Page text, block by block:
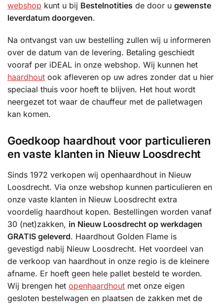
webshop kunt u bij Bestelnotities de door u gewenste
leverdatum doorgeven.
Na ontvangst van uw bestelling zullen wij u informeren
over de datum van de levering. Betaling geschiedt
vooraf per iDEAL in onze webshop. Wij kunnen het
haardhout ook afleveren op uw adres zonder dat u hier
speciaal thuis voor hoeft te blijven. Het hout wordt
neergezet tot waar de chauffeur met de palletwagen
kan komen.
Goedkoop haardhout voor particulieren
en vaste klanten in Nieuw Loosdrecht
Sinds 1972 verkopen wij openhaardhout in Nieuw
Loosdrecht. Via onze webshop kunnen particulieren en
onze vaste klanten in Nieuw Loosdrecht extra
voordelig haardhout kopen. Bestellingen worden vanaf
30 (net)zakken, in Nieuw Loosdrecht op werkdagen
GRATIS geleverd. Haardhout Golden Flame is
gevestigd nabij Nieuw Loosdrecht. Het voordeel van
de verkoop van haardhout in onze regio is de kleinere
afname. Er hoeft geen hele pallet besteld te worden.
Wij brengen het openhaardhout met onze eigen
gesloten bestelwagen en plaatsen de zakken met de